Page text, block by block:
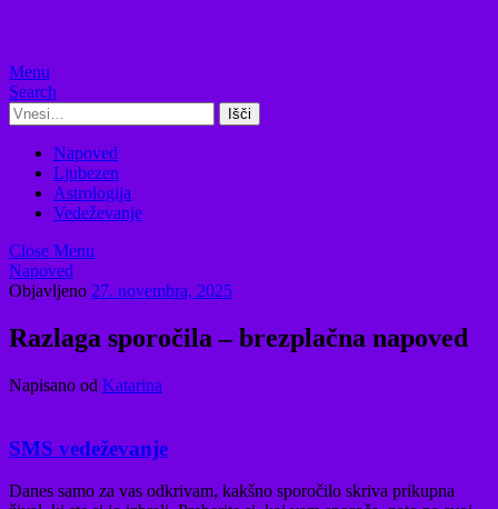
Menu
Search
Search
Napoved
Ljubezen
Astrologija
Vedeževanje
Close Menu
Napoved
Objavljeno 27. novembra, 2025
Razlaga sporočila – brezplačna napoved
Napisano od Katarina
SMS vedeževanje
Danes samo za vas odkrivam, kakšno sporočilo skriva prikupna